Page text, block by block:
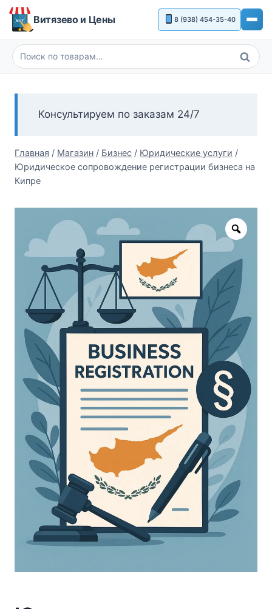
Перейти
Витязево и Цены 8 (938) 454-35-40
Искать:
Поиск
Консультируем по заказам 24/7
Главная / Магазин / Бизнес / Юридические услуги /
Юридическое сопровождение регистрации бизнеса на
Кипре
Zoom